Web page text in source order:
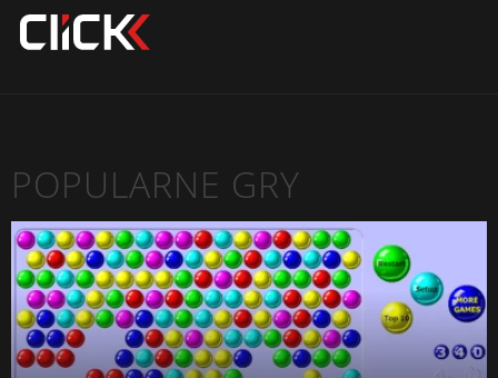
POPULARNE GRY